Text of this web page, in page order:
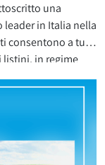
una
leader in Italia nella
consentono a tutti
listini, in regime
previa